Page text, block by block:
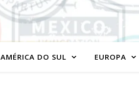
AMÉRICA DO SUL EUROPA